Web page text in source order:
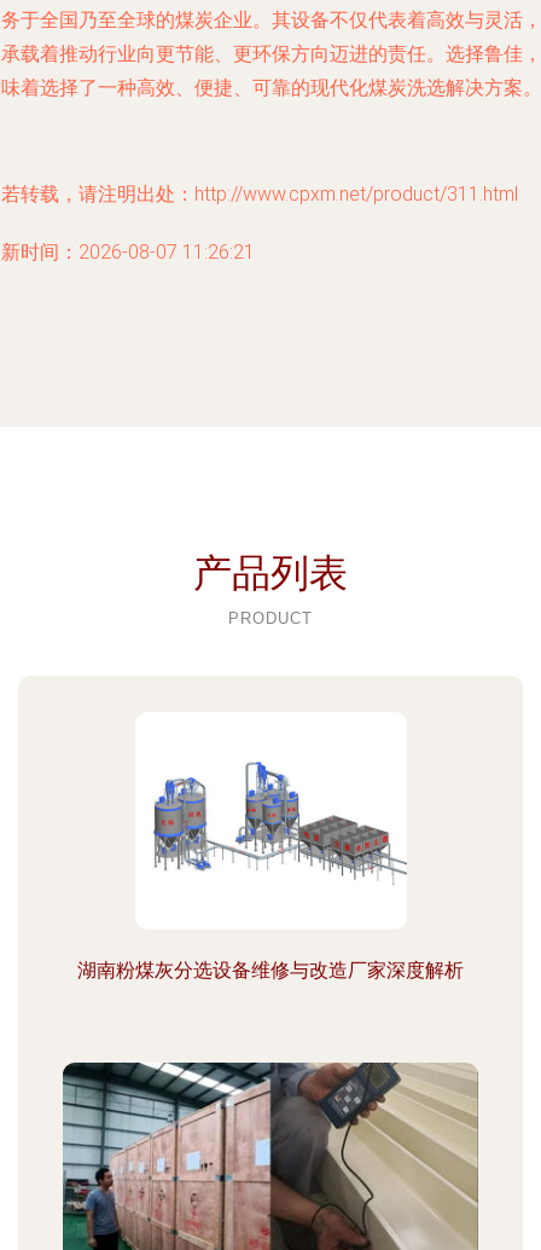
于全国乃至全球的煤炭企业。其设备不仅代表着高效与灵活，
载着推动行业向更节能、更环保方向迈进的责任。选择鲁佳，
着选择了一种高效、便捷、可靠的现代化煤炭洗选解决方案。
转载，请注明出处：http://www.cpxm.net/product/311.html
时间：2026-08-07 11:26:21
产品列表
PRODUCT
湖南粉煤灰分选设备维修与改造厂家深度解析